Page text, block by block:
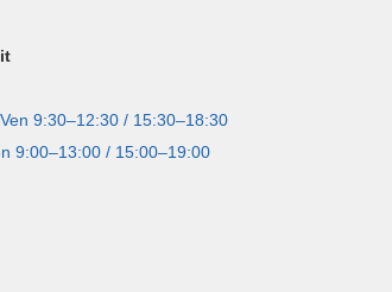
9:30–12:30 / 15:30–18:30
9:00–13:00 / 15:00–19:00